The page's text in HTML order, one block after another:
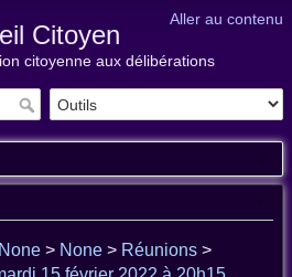
Aller au contenu
Citoyen
citoyenne aux délibérations
None > None > Réunions >